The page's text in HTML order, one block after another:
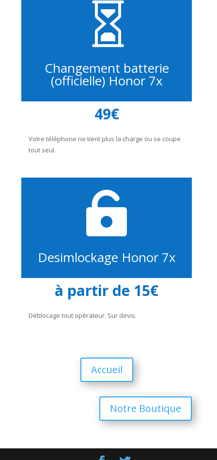

Changement batterie
(officielle) Honor 7x
49€
Votre téléphone ne tient plus la charge ou se coupe
tout seul.

Desimlockage Honor 7x
à partir de 15€
Déblocage tout opérateur. Sur devis.
Accueil
Notre Boutique